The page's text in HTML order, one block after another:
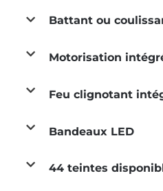
Battant ou
Motorisation
Feu clignotant
Bandeaux LED
44 teintes